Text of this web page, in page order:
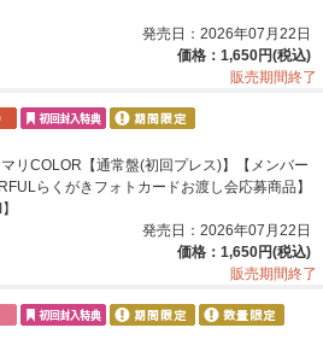
発売日：2026年07月22日
価格：1,650円(税込)
販売期間終了
リCOLOR【通常盤(初回プレス)】【メンバー
らくがきフォトカードお渡し会応募商品】
発売日：2026年07月22日
価格：1,650円(税込)
販売期間終了